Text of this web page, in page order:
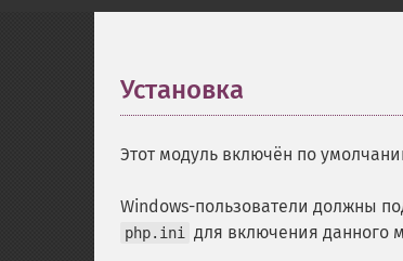
Установка
Этот модуль включён по
Windows-пользователи должны
php.ini для включения данного